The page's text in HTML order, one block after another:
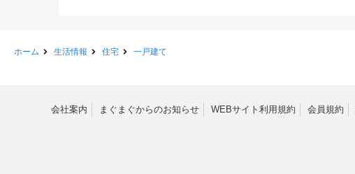
ホーム 生活情報 住宅 一戸建て
会社案内 まぐまぐからのお知らせ WEBサイト利用規約 会員規約